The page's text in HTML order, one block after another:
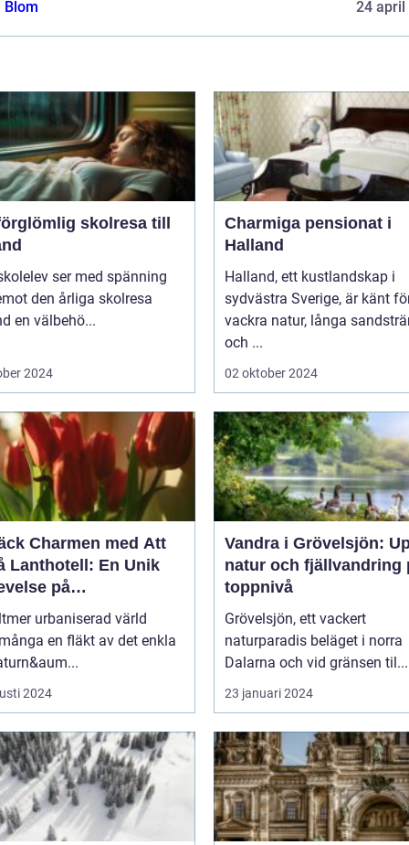
Blom 24 april
skolresa till
ser med spänning
den årliga skolresa
en välbehö...
2024
Charmiga pensionat i
Halland
Halland, ett kustlandskap i
sydvästra Sverige, är känt
vackra natur, långa
och ...
02 oktober 2024
Charmen med Att
Lanthotell: En Unik
på
urbaniserad värld
en fläkt av det enkla
2024
Vandra i Grövelsjön:
natur och fjällvandring
toppnivå
Grövelsjön, ett vackert
naturparadis beläget i norra
Dalarna och vid gränsen til...
23 januari 2024